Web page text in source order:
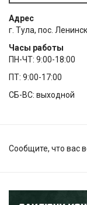
Адрес
г. Тула, пос.
Часы работы
ПН-ЧТ: 9:00-18:00
ПТ: 9:00-17:00
СБ-ВС: выходной
Сообщите, что вас